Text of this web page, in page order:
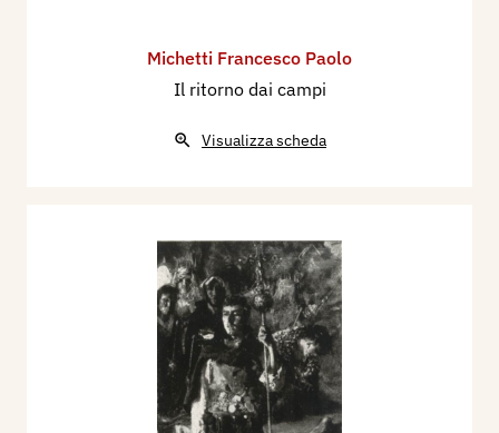
Michetti Francesco Paolo
Il ritorno dai campi
Visualizza scheda